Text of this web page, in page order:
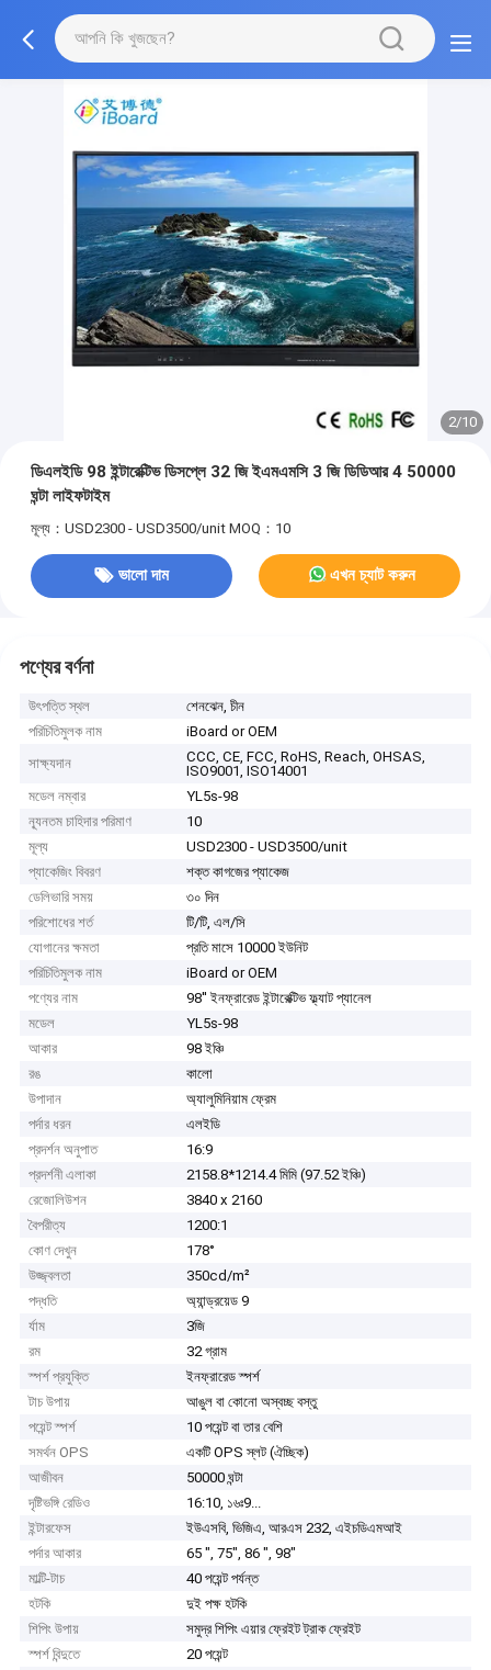
3/10
ডিএলইডি 98 ইন্টারেক্টিভ ডিসপ্লে 32 জি ইএমএমসি 3 জি ডিডিআর 4 50000
ঘন্টা লাইফটাইম
মূল্য：USD2300 - USD3500/unit MOQ：10
ভালো দাম এখন চ্যাট করুন
পণ্যের বর্ণনা
উৎপত্তি স্থল
শেনঝেন, চীন
পরিচিতিমুলক নাম
iBoard or OEM
সাক্ষ্যদান
CCC, CE, FCC, RoHS, Reach, OHSAS,
ISO9001, ISO14001
মডেল নম্বার
YL5s-98
ন্যূনতম চাহিদার পরিমাণ
10
মূল্য
USD2300 - USD3500/unit
প্যাকেজিং বিবরণ
শক্ত কাগজের প্যাকেজ
ডেলিভারি সময়
৩০ দিন
পরিশোধের শর্ত
টি/টি, এল/সি
যোগানের ক্ষমতা
প্রতি মাসে 10000 ইউনিট
পরিচিতিমুলক নাম
iBoard or OEM
পণ্যের নাম
98'' ইনফ্রারেড ইন্টারেক্টিভ ফ্ল্যাট প্যানেল
মডেল
YL5s-98
আকার
98 ইঞ্চি
রঙ
কালো
উপাদান
অ্যালুমিনিয়াম ফ্রেম
পর্দার ধরন
এলইডি
প্রদর্শন অনুপাত
16:9
প্রদর্শনী এলাকা
2158.8*1214.4 মিমি (97.52 ইঞ্চি)
রেজোলিউশন
3840 x 2160
বৈপরীত্য
1200:1
কোণ দেখুন
178°
উজ্জ্বলতা
350cd/m²
পদ্ধতি
অ্যান্ড্রয়েড 9
র্যাম
3জি
রম
32 গ্রাম
স্পর্শ প্রযুক্তি
ইনফ্রারেড স্পর্শ
টাচ উপায়
আঙুল বা কোনো অস্বচ্ছ বস্তু
পয়েন্ট স্পর্শ
10 পয়েন্ট বা তার বেশি
সমর্থন OPS
একটি OPS স্লট (ঐচ্ছিক)
আজীবন
50000 ঘন্টা
দৃষ্টিভঙ্গি রেডিও
16:10, ১৬ঃ9...
ইন্টারফেস
ইউএসবি, ভিজিএ, আরএস 232, এইচডিএমআই
পর্দার আকার
65 ", 75", 86 ", 98"
মাল্টি-টাচ
40 পয়েন্ট পর্যন্ত
হটকি
দুই পক্ষ হটকি
শিপিং উপায়
সমুদ্র শিপিং এয়ার ফ্রেইট ট্রাক ফ্রেইট
স্পর্শ বিন্দুতে
20 পয়েন্ট